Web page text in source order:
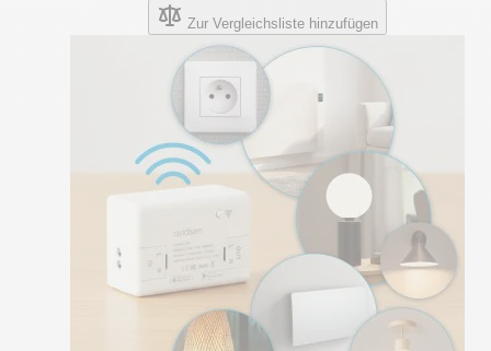
Zur Vergleichsliste hinzufügen